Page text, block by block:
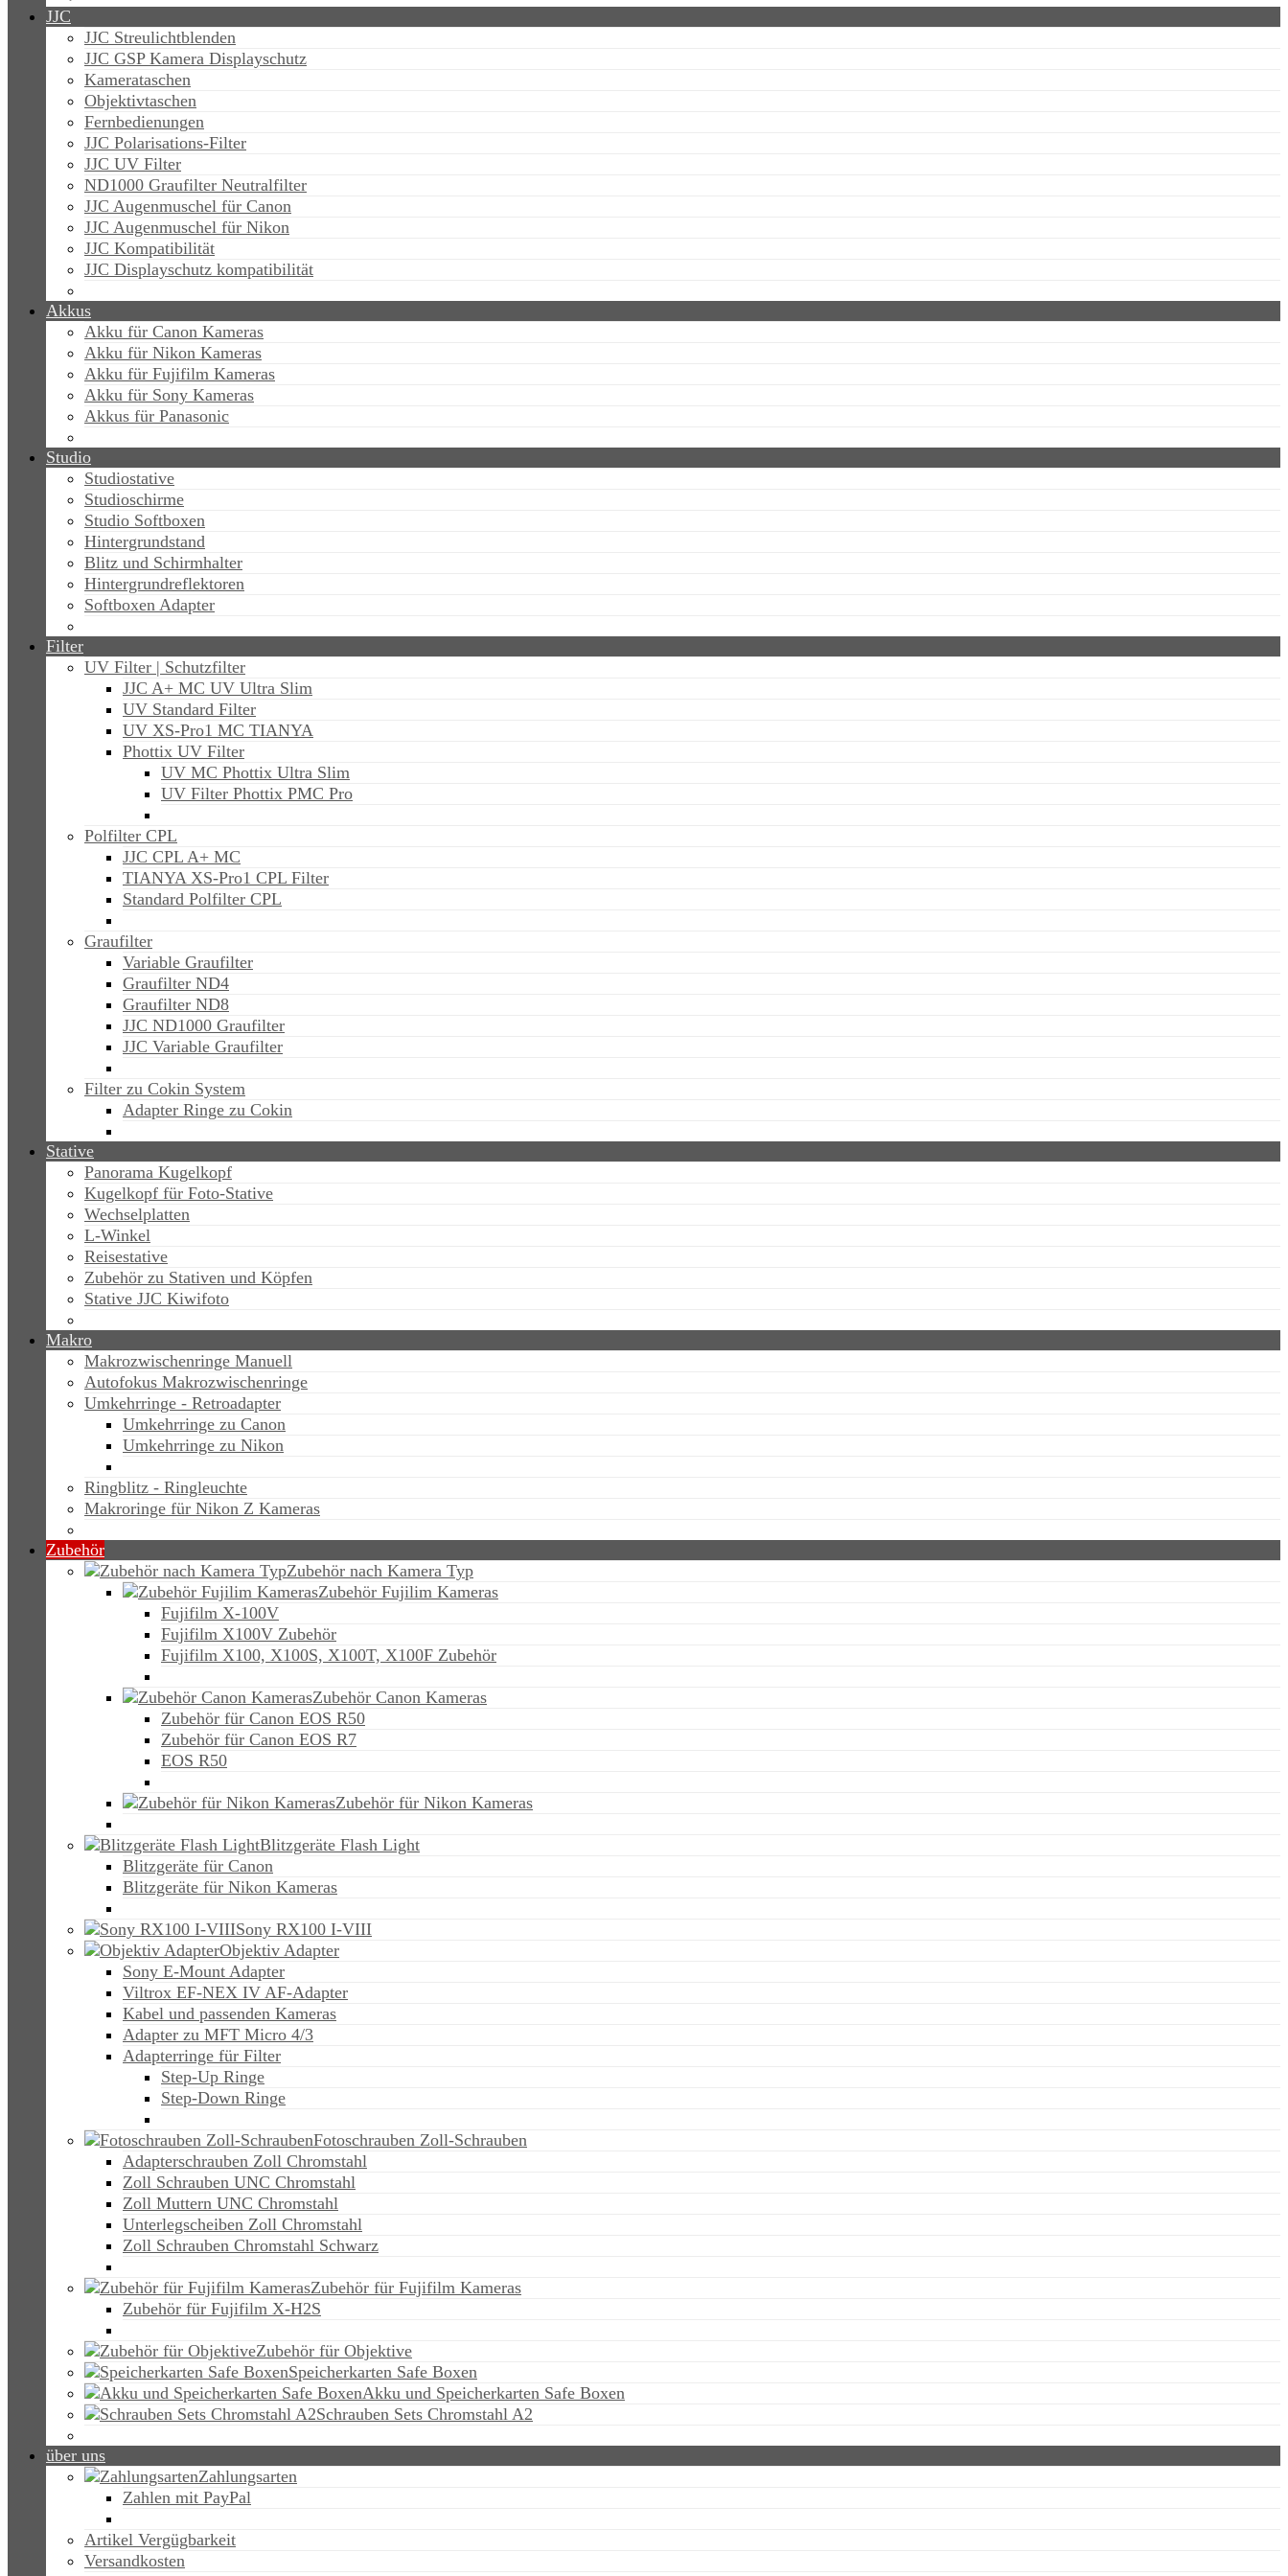
JJC
JJC Streulichtblenden
JJC GSP Kamera Displayschutz
Kamerataschen
Objektivtaschen
Fernbedienungen
JJC Polarisations-Filter
JJC UV Filter
ND1000 Graufilter Neutralfilter
JJC Augenmuschel für Canon
JJC Augenmuschel für Nikon
JJC Kompatibilität
JJC Displayschutz kompatibilität
Akkus
Akku für Canon Kameras
Akku für Nikon Kameras
Akku für Fujifilm Kameras
Akku für Sony Kameras
Akkus für Panasonic
Studio
Studiostative
Studioschirme
Studio Softboxen
Hintergrundstand
Blitz und Schirmhalter
Hintergrundreflektoren
Softboxen Adapter
Filter
UV Filter | Schutzfilter
JJC A+ MC UV Ultra Slim
UV Standard Filter
UV XS-Pro1 MC TIANYA
Phottix UV Filter
UV MC Phottix Ultra Slim
UV Filter Phottix PMC Pro
Polfilter CPL
JJC CPL A+ MC
TIANYA XS-Pro1 CPL Filter
Standard Polfilter CPL
Graufilter
Variable Graufilter
Graufilter ND4
Graufilter ND8
JJC ND1000 Graufilter
JJC Variable Graufilter
Filter zu Cokin System
Adapter Ringe zu Cokin
Stative
Panorama Kugelkopf
Kugelkopf für Foto-Stative
Wechselplatten
L-Winkel
Reisestative
Zubehör zu Stativen und Köpfen
Stative JJC Kiwifoto
Makro
Makrozwischenringe Manuell
Autofokus Makrozwischenringe
Umkehrringe - Retroadapter
Umkehrringe zu Canon
Umkehrringe zu Nikon
Ringblitz - Ringleuchte
Makroringe für Nikon Z Kameras
Zubehör
Zubehör nach Kamera Typ
Zubehör Fujilim Kameras
Fujifilm X-100V
Fujifilm X100V Zubehör
Fujifilm X100, X100S, X100T, X100F Zubehör
Zubehör Canon Kameras
Zubehör für Canon EOS R50
Zubehör für Canon EOS R7
EOS R50
Zubehör für Nikon Kameras
Blitzgeräte Flash Light
Blitzgeräte für Canon
Blitzgeräte für Nikon Kameras
Sony RX100 I-VIII
Objektiv Adapter
Sony E-Mount Adapter
Viltrox EF-NEX IV AF-Adapter
Kabel und passenden Kameras
Adapter zu MFT Micro 4/3
Adapterringe für Filter
Step-Up Ringe
Step-Down Ringe
Fotoschrauben Zoll-Schrauben
Adapterschrauben Zoll Chromstahl
Zoll Schrauben UNC Chromstahl
Zoll Muttern UNC Chromstahl
Unterlegscheiben Zoll Chromstahl
Zoll Schrauben Chromstahl Schwarz
Zubehör für Fujifilm Kameras
Zubehör für Fujifilm X-H2S
Zubehör für Objektive
Speicherkarten Safe Boxen
Akku und Speicherkarten Safe Boxen
Schrauben Sets Chromstahl A2
über uns
Zahlungsarten
Zahlen mit PayPal
Artikel Vergügbarkeit
Versandkosten